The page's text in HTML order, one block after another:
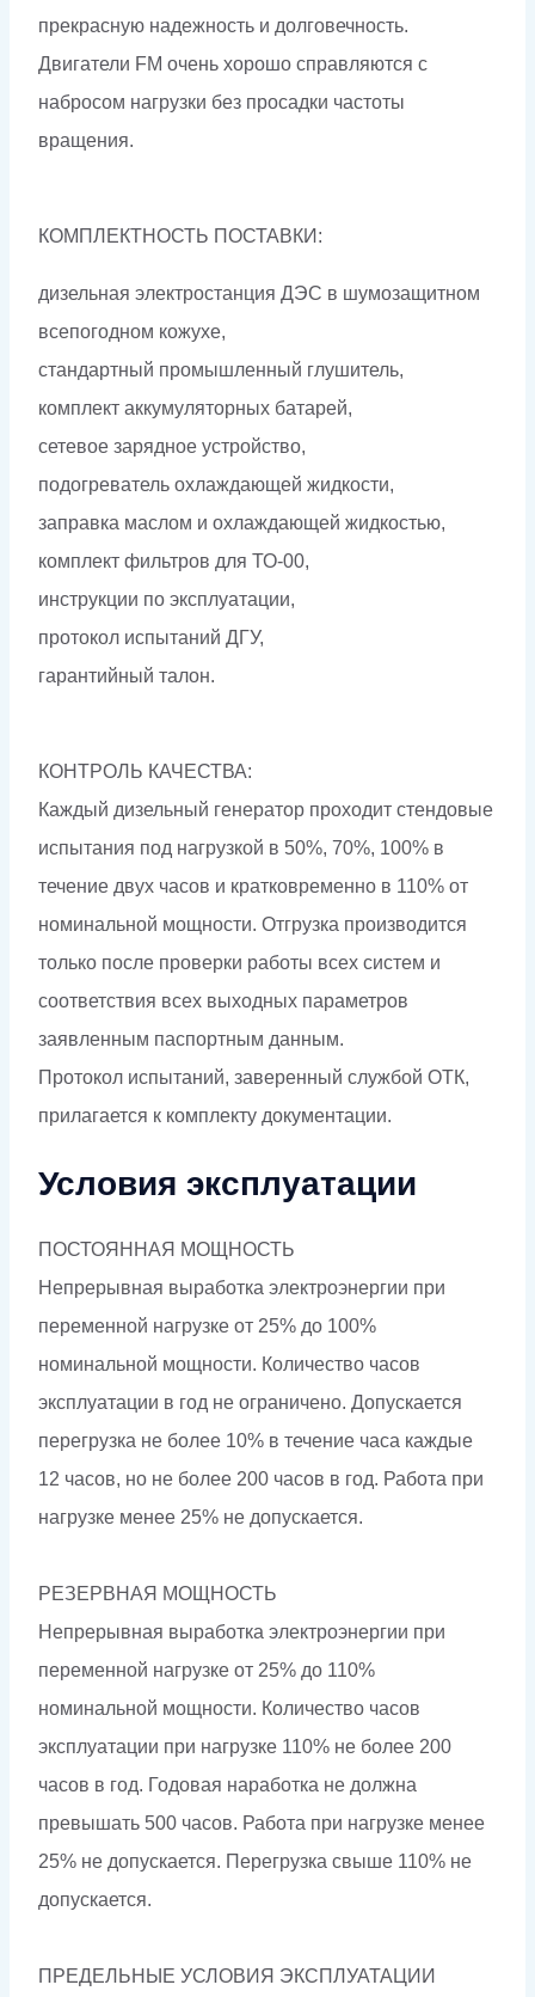
прекрасную надежность и долговечность.
Двигатели FМ очень хорошо справляются с
набросом нагрузки без просадки частоты
вращения.
КОМПЛЕКТНОСТЬ ПОСТАВКИ:
дизельная электростанция ДЭС в шумозащитном
всепогодном кожухе,
стандартный промышленный глушитель,
комплект аккумуляторных батарей,
сетевое зарядное устройство,
подогреватель охлаждающей жидкости,
заправка маслом и охлаждающей жидкостью,
комплект фильтров для ТО-00,
инструкции по эксплуатации,
протокол испытаний ДГУ,
гарантийный талон.
КОНТРОЛЬ КАЧЕСТВА:
Каждый дизельный генератор проходит стендовые
испытания под нагрузкой в 50%, 70%, 100% в
течение двух часов и кратковременно в 110% от
номинальной мощности. Отгрузка производится
только после проверки работы всех систем и
соответствия всех выходных параметров
заявленным паспортным данным.
Протокол испытаний, заверенный службой ОТК,
прилагается к комплекту документации.
Условия эксплуатации
ПОСТОЯННАЯ МОЩНОСТЬ
Непрерывная выработка электроэнергии при
переменной нагрузке от 25% до 100%
номинальной мощности. Количество часов
эксплуатации в год не ограничено. Допускается
перегрузка не более 10% в течение часа каждые
12 часов, но не более 200 часов в год. Работа при
нагрузке менее 25% не допускается.
РЕЗЕРВНАЯ МОЩНОСТЬ
Непрерывная выработка электроэнергии при
переменной нагрузке от 25% до 110%
номинальной мощности. Количество часов
эксплуатации при нагрузке 110% не более 200
часов в год. Годовая наработка не должна
превышать 500 часов. Работа при нагрузке менее
25% не допускается. Перегрузка свыше 110% не
допускается.
ПРЕДЕЛЬНЫЕ УСЛОВИЯ ЭКСПЛУАТАЦИИ